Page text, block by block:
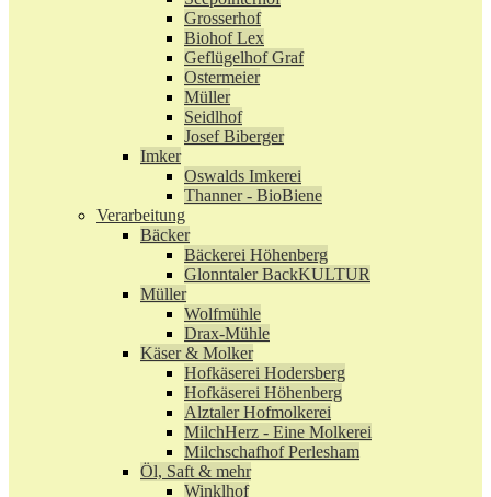
Grosserhof
Biohof Lex
Geflügelhof Graf
Ostermeier
Müller
Seidlhof
Josef Biberger
Imker
Oswalds Imkerei
Thanner - BioBiene
Verarbeitung
Bäcker
Bäckerei Höhenberg
Glonntaler BackKULTUR
Müller
Wolfmühle
Drax-Mühle
Käser & Molker
Hofkäserei Hodersberg
Hofkäserei Höhenberg
Alztaler Hofmolkerei
MilchHerz - Eine Molkerei
Milchschafhof Perlesham
Öl, Saft & mehr
Winklhof